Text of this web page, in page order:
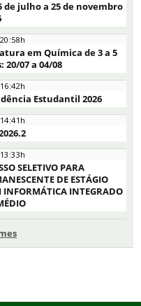
de julho a 25 de novembro
em Química de 3 a 5
20/07 a 04/08
Estudantil 2026
SELETIVO PARA
DE ESTÁGIO
INFORMÁTICA INTEGRADO